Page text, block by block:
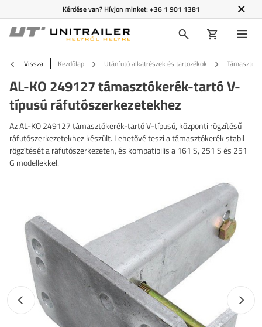
Kérdése van? Hívjon minket:+36 1 901 1381
Vissza Kezdőlap Utánfutó alkatrészek és tartozékok
AL-KO 249127 támasztókerék-tartó V-
típusú ráfutószerkezetekhez
Az AL-KO 249127 támasztókerék-tartó V-típusú, központi rögzítésű
ráfutószerkezetekhez készült. Lehetővé teszi a támasztókerék stabil
rögzítését a ráfutószerkezeten, és kompatibilis a 161 S, 251 S és 251
G modellekkel.
Előző fotó